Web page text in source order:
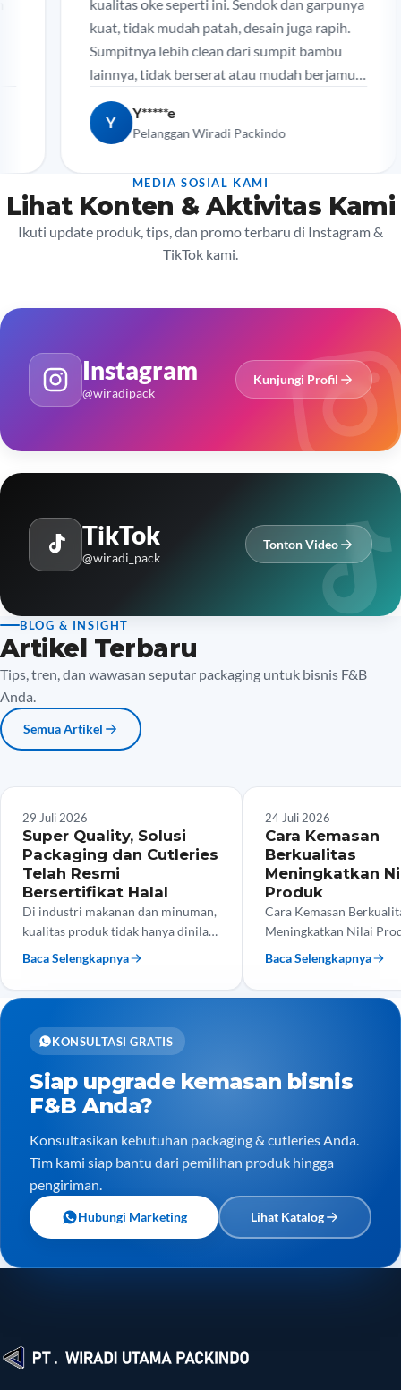
kualitas oke seperti ini. Sendok dan garpunya
kuat, tidak mudah patah, desain juga rapih.
Sumpitnya lebih clean dari sumpit bambu
lainnya, tidak berserat atau mudah berjamur.
Y Y*****e
Pelanggan Wiradi Packindo
MEDIA SOSIAL KAMI
Lihat Konten & Aktivitas Kami
Ikuti update produk, tips, dan promo terbaru di Instagram &
TikTok kami.
Instagram
@wiradipack
Kunjungi Profil
TikTok
@wiradi_pack
Tonton Video
BLOG & INSIGHT
Artikel Terbaru
Tips, tren, dan wawasan seputar packaging untuk bisnis F&B
Anda.
Semua Artikel
Tips Bisnis
29 Juli 2026
Super Quality, Solusi
Packaging dan Cutleries
Telah Resmi
Bersertifikat Halal
Di industri makanan dan minuman,
kualitas produk tidak hanya dinilai
dari rasa, tetapi juga dari keamanan
digunakan. Kini, Super…
Baca Selengkapnya
Tips Bisnis
24 Juli 2026
Cara Kemasan
Berkualitas
Meningkatkan
Produk
Cara Kemasan
Meningkatkan Nilai
tengah persaingan
kualitas produk saja
Baca Selengkapnya
KONSULTASI GRATIS
Siap upgrade kemasan bisnis
F&B Anda?
Konsultasikan kebutuhan packaging & cutleries Anda.
Tim kami siap bantu dari pemilihan produk hingga
pengiriman.
Hubungi Marketing Lihat Katalog